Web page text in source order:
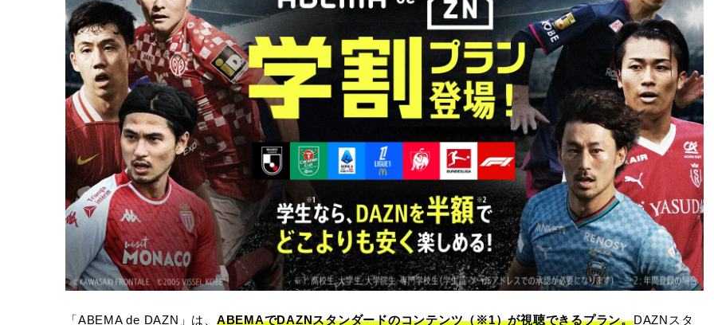
「ABEMA de DAZN」は、 ABEMAでDAZNスタンダードのコンテンツ（※1）が視聴できるプラン。DAZNスタ